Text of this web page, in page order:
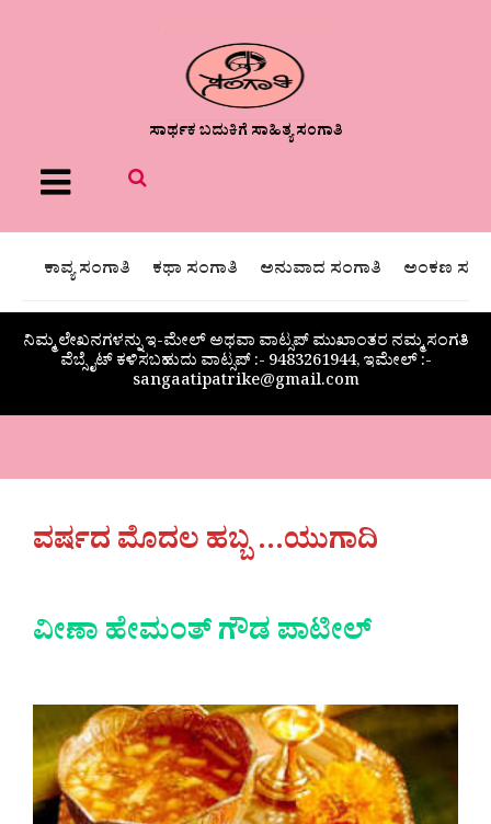
ಸಾರ್ಥಕ ಬದುಕಿಗೆ ಸಾಹಿತ್ಯ ಸಂಗಾತಿ
Menu
ಕಾವ್ಯ ಸಂಗಾತಿ ಕಥಾ ಸಂಗಾತಿ ಅನುವಾದ ಸಂಗಾತಿ ಅಂಕಣ
ನಿಮ್ಮ ಲೇಖನಗಳನ್ನು ಇ-ಮೇಲ್ ಅಥವಾ ವಾಟ್ಸಪ್ ಮುಖಾಂತರ ನಮ್ಮ ಸಂಗತಿ
ವೆಬ್ಸೈಟ್ ಕಳಿಸಬಹುದು ವಾಟ್ಸಪ್‌ :- 9483261944, ಇಮೇಲ್ :-
sangaatipatrike@gmail.com
ವರ್ಷದ ಮೊದಲ ಹಬ್ಬ …ಯುಗಾದಿ
ವೀಣಾ ಹೇಮಂತ್ ಗೌಡ ಪಾಟೀಲ್